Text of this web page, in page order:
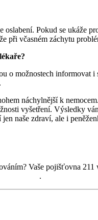
Pokud se ukáže
při včasném záchytu
o možnostech
náchylnější k
vyšetření. Výsledky
jen naše zdraví, ale i
Vaše pojišťovna 211
.